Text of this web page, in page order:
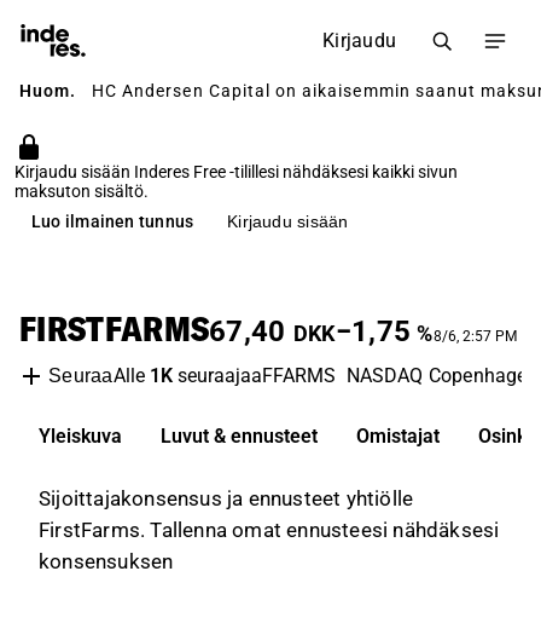
Kirjaudu
Huom. HC Andersen Capital on aikaisemmin saanut
Kirjaudu sisään Inderes Free -tilillesi nähdäksesi kaikki sivun
maksuton sisältö.
Luo ilmainen tunnus
Kirjaudu sisään
FIRSTFARMS67,40 DKK−1,75 %8/6, 2:57 PM
SeuraaAlle 1KseuraajaaFFARMS NASDAQ Copenhagen
Yleiskuva Luvut & ennusteet Omistajat Osinko
Sijoittajakonsensus ja ennusteet yhtiölle
FirstFarms. Tallenna omat ennusteesi nähdäksesi
konsensuksen